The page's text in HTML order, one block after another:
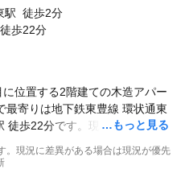
駅 徒歩2分
徒歩22分
…もっと見る
位置する2階建ての木造アパー
最寄りは地下鉄東豊線 環状通東
徒歩22分です。現在スマイティ
。現況に差異がある場合は現況が優先